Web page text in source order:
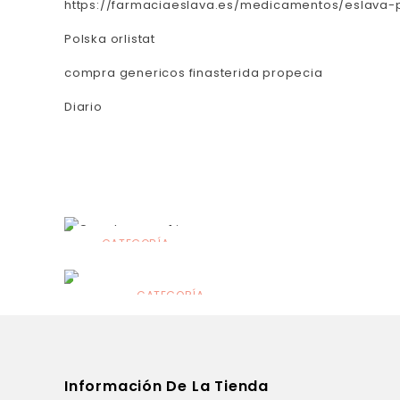
https://farmaciaeslava.es/medicamentos/eslava-
Polska orlistat
compra genericos finasterida propecia
Diario
CATEGORÍA
CATEGORÍA
Información De La Tienda